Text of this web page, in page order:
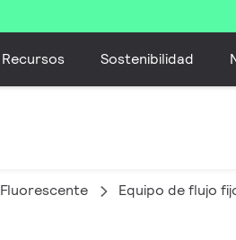
Recursos Sostenibilidad
Fluorescente Equipo de flujo